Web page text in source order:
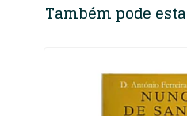
Também pode